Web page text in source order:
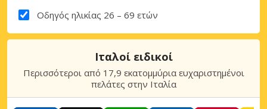
Οδηγός ηλικίας 26 – 69 ετών
Ιταλοί ειδικοί
Περισσότεροι από 17,9 εκατομμύρια ευχαριστημένοι
πελάτες στην Ιταλία